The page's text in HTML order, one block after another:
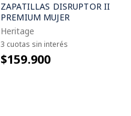
ZAPATILLAS DISRUPTOR II
PREMIUM MUJER
Heritage
3 cuotas sin interés
$159.900